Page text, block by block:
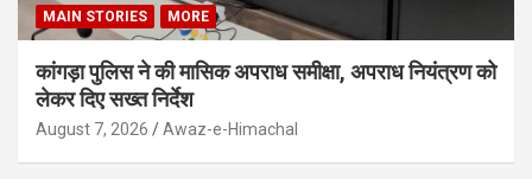
MAIN STORIES MORE
कांगड़ा पुलिस ने की मासिक अपराध समीक्षा, अपराध नियंत्रण को
लेकर दिए सख्त निर्देश
August 7, 2026 Awaz-e-Himachal